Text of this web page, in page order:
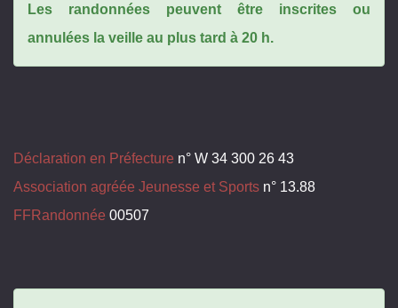
Les randonnées peuvent être inscrites ou
annulées la veille au plus tard à 20 h.
Déclaration en Préfecture n° W 34 300 26 43
Association agréée Jeunesse et Sports n° 13.88
FFRandonnée 00507